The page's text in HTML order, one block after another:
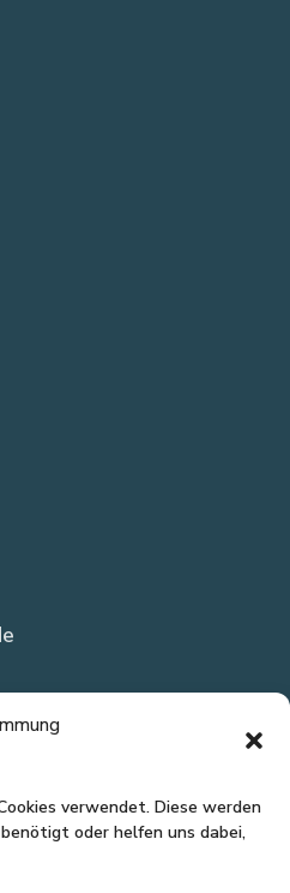
verwendet. Diese werden
oder helfen uns dabei,